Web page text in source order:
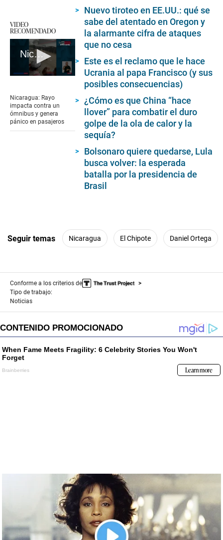
VIDEO
RECOMENDADO
Nicaragua: Rayo impacta contra un ómnibus y genera pánico en pasajeros
of
44
seconds
Nicaragua: Rayo
impacta contra un
ómnibus y genera
pánico en pasajeros
Nuevo tiroteo en EE.UU.: qué se
sabe del atentado en Oregon y
la alarmante cifra de ataques
que no cesa
Este es el reclamo que le hace
Ucrania al papa Francisco (y sus
posibles consecuencias)
¿Cómo es que China “hace
llover” para combatir el duro
golpe de la ola de calor y la
sequía?
Bolsonaro quiere quedarse, Lula
busca volver: la esperada
batalla por la presidencia de
Brasil
Seguir temas Nicaragua El Chipote Daniel Ortega
Conforme a los criterios de
Tipo de trabajo:
Noticias